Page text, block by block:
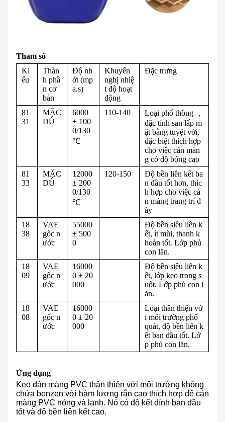
Tham số
Ki
ểu
Thàn
h phầ
n cơ
bản
Độ nh
ớt (mp
a.s)
Khuyến
nghị nhiệ
t độ hoạt
động
Đặc trưng
81
31
MẶC
DÙ
6000
± 100
0/130
℃
110-140
Loại phổ thông ，
đặc tính san lấp m
ặt bằng tuyệt vời,
đặc biệt thích hợp
cho việc cán màn
g có độ bóng cao
81
33
MẶC
DÙ
12000
± 200
0/130
℃
120-150
Độ bền liên kết ba
n đầu tốt hơn, thíc
h hợp cho việc cá
n màng trang trí d
ày
18
38
VAE
gốc n
ước
55000
± 500
0
Độ bền siêu liên k
ết, ít mùi, thanh k
hoản tốt. Lớp phủ
con lăn.
18
09
VAE
gốc n
ước
16000
0 ± 20
000
Độ bền siêu liên k
ết, lớp keo trong s
uốt. Lớp phủ con l
ăn.
18
08
VAE
gốc n
ước
16000
0 ± 20
000
Loại thân thiện vớ
i môi trường phổ
quát, độ bền liên k
ết ban đầu tốt. Lớ
p phủ con lăn.
Ứng dụng
Keo dán màng PVC thân thiện với môi trường không
chứa benzen với hàm lượng rắn cao thích hợp để cán
màng PVC nóng và lạnh. Nó có độ kết dính ban đầu
tốt và độ bền liên kết cao.